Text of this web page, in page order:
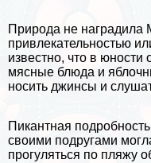
Природа не наградила
привлекательностью
известно, что в
мясные блюда и
носить джинсы и
Пикантная
своими подругами
прогуляться по пляжу